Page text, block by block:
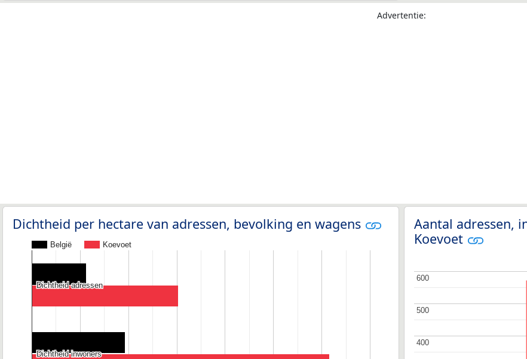
Advertentie:
Dichtheid per hectare van adressen, bevolking en wagens
België Koevoet
Dichtheid adressen
Dichtheid adressen
Dichtheid inwoners
Dichtheid inwoners
Aantal adressen,
Koevoet
400
400
500
500
600
600